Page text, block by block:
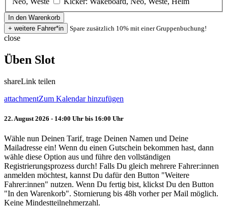
Spare zusätzlich 10% mit einer Gruppenbuchung!
close
Üben Slot
shareLink teilen
attachmentZum Kalendar hinzufügen
22. August 2026 - 14:00 Uhr bis 16:00 Uhr
Wähle nun Deinen Tarif, trage Deinen Namen und Deine
Mailadresse ein! Wenn du einen Gutschein bekommen hast, dann
wähle diese Option aus und führe den vollständigen
Registrierungsprozess durch! Falls Du gleich mehrere Fahrer:innen
anmelden möchtest, kannst Du dafür den Button "Weitere
Fahrer:innen" nutzen. Wenn Du fertig bist, klickst Du den Button
"In den Warenkorb". Stornierung bis 48h vorher per Mail möglich.
Keine Mindestteilnehmerzahl.